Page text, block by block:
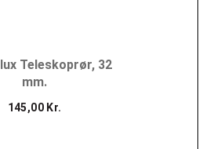
Teleskoprør, 32
mm.
145,00 Kr.